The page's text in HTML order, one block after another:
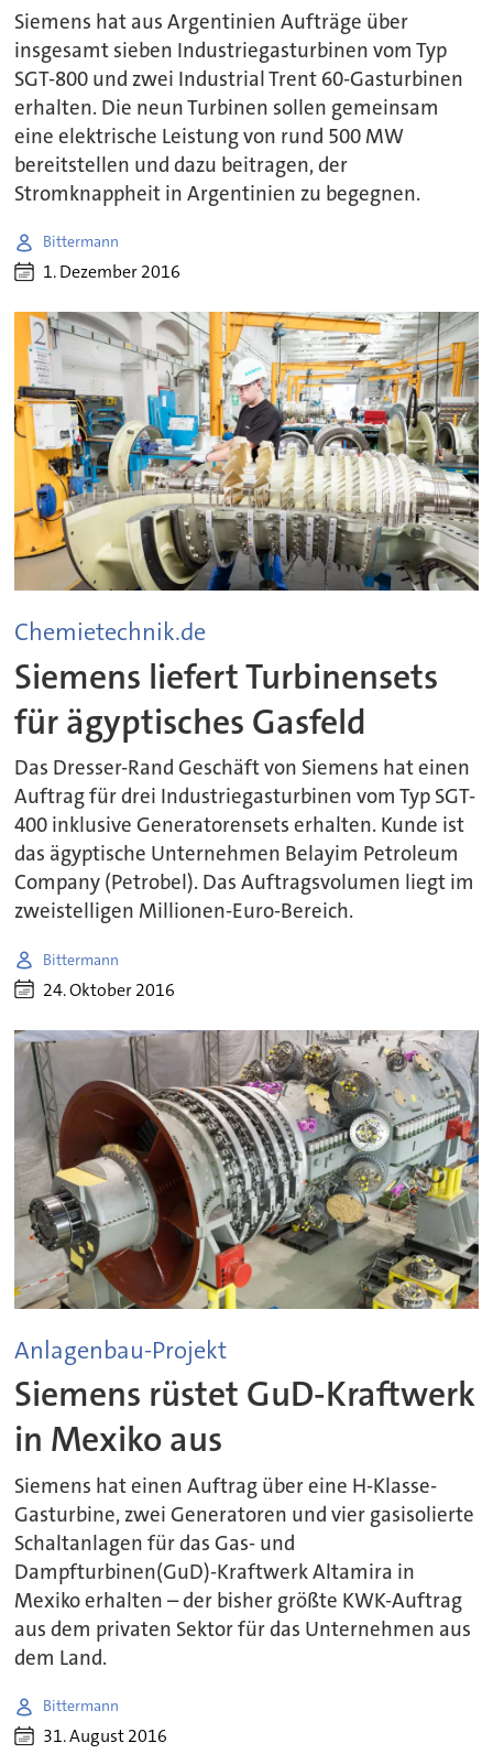
Siemens hat aus Argentinien Aufträge über
insgesamt sieben Industriegasturbinen vom Typ
SGT-800 und zwei Industrial Trent 60-Gasturbinen
erhalten. Die neun Turbinen sollen gemeinsam
eine elektrische Leistung von rund 500 MW
bereitstellen und dazu beitragen, der
Stromknappheit in Argentinien zu begegnen.
Bittermann
1. Dezember 2016
Chemietechnik.de
Siemens liefert Turbinensets
für ägyptisches Gasfeld
Das Dresser-Rand Geschäft von Siemens hat einen
Auftrag für drei Industriegasturbinen vom Typ SGT-
400 inklusive Generatorensets erhalten. Kunde ist
das ägyptische Unternehmen Belayim Petroleum
Company (Petrobel). Das Auftragsvolumen liegt im
zweistelligen Millionen-Euro-Bereich.
Bittermann
24. Oktober 2016
Anlagenbau-Projekt
Siemens rüstet GuD-Kraftwerk
in Mexiko aus
Siemens hat einen Auftrag über eine H-Klasse-
Gasturbine, zwei Generatoren und vier gasisolierte
Schaltanlagen für das Gas- und
Dampfturbinen(GuD)-Kraftwerk Altamira in
Mexiko erhalten – der bisher größte KWK-Auftrag
aus dem privaten Sektor für das Unternehmen aus
dem Land.
Bittermann
31. August 2016